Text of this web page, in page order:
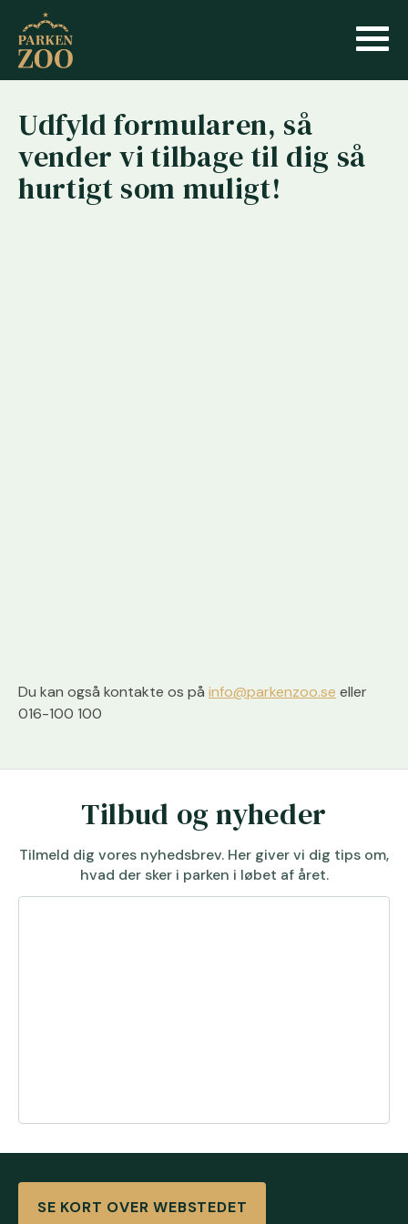
Udfyld formularen, så
vender vi tilbage til dig så
hurtigt som muligt!
Du kan også kontakte os på info@parkenzoo.se eller
016-100 100
Tilbud og nyheder
Tilmeld dig vores nyhedsbrev. Her giver vi dig tips om,
hvad der sker i parken i løbet af året.
SE KORT OVER WEBSTEDET